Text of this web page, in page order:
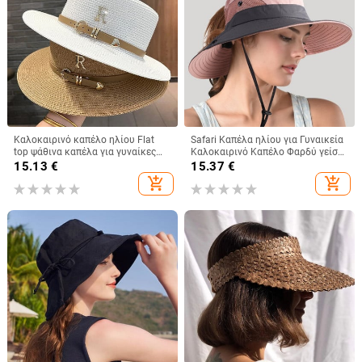
Καλοκαιρινό καπέλο ηλίου Flat
top ψάθινα καπέλα για γυναίκες
Νέο μεταλλικό γράμμα R Μοδάτο
Γυναικεία Καπέλο για διακοπές
15.13 €
add_shopping_cart
Safari Καπέλα ηλίου για Γυναικεία
Καλοκαιρινό Καπέλο Φαρδύ γείσο
προστασίας από υπεριώδη
Υπαίθριο καπέλο πεζοπορίας για
15.37 €
add_shopping_cart